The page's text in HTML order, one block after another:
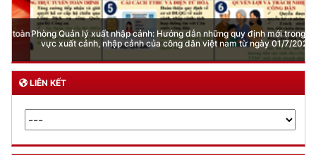
Phòng Quản lý xuất nhập cảnh: Hướng dẫn những quy định mới trong lĩnh
vực xuất cảnh, nhập cảnh của công dân việt nam từ ngày 01/7/2026
LIÊN KẾT